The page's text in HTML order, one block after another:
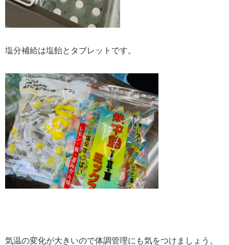
塩分補給は塩飴とタブレットです。
気温の変化が大きいので体調管理にも気をつけましょう。